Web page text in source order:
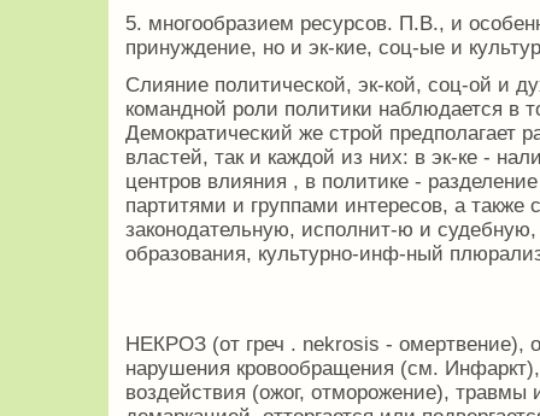
5. многообразием ресурсов. П.В., и
принуждение, но и эк-кие, соц-ые и
Слияние политической, эк-кой, соц-ой и
командной роли политики наблюдается в
Демократический же строй предполагает
властей, так и каждой из них: в эк-ке -
центров влияния , в политике -
партитями и группами интересов, а также
законодательную, исполнит-ю и
образования, культурно-инф-ный
НЕКРОЗ (от греч . nekrosis - омертвение),
нарушения кровообращения (см.
воздействия (ожог, отморожение), травмы